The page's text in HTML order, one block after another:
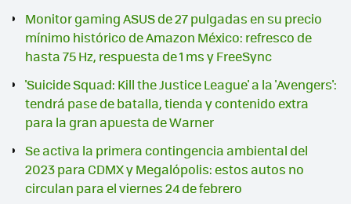
Monitor gaming ASUS de 27 pulgadas en su precio
mínimo histórico de Amazon México: refresco de
hasta 75 Hz, respuesta de 1 ms y FreeSync
'Suicide Squad: Kill the Justice League' a la 'Avengers':
tendrá pase de batalla, tienda y contenido extra
para la gran apuesta de Warner
Se activa la primera contingencia ambiental del
2023 para CDMX y Megalópolis: estos autos no
circulan para el viernes 24 de febrero